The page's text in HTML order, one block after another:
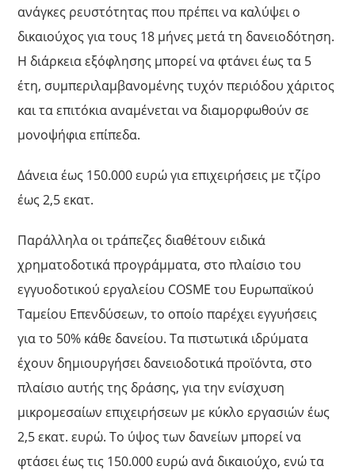
ανάγκες ρευστότητας που πρέπει να καλύψει ο
δικαιούχος για τους 18 μήνες μετά τη δανειοδότηση.
Η διάρκεια εξόφλησης μπορεί να φτάνει έως τα 5
έτη, συμπεριλαμβανομένης τυχόν περιόδου χάριτος
και τα επιτόκια αναμένεται να διαμορφωθούν σε
μονοψήφια επίπεδα.
Δάνεια έως 150.000 ευρώ για επιχειρήσεις με τζίρο
έως 2,5 εκατ.
Παράλληλα οι τράπεζες διαθέτουν ειδικά
χρηματοδοτικά προγράμματα, στο πλαίσιο του
εγγυοδοτικού εργαλείου COSME του Ευρωπαϊκού
Ταμείου Επενδύσεων, το οποίο παρέχει εγγυήσεις
για το 50% κάθε δανείου. Τα πιστωτικά ιδρύματα
έχουν δημιουργήσει δανειοδοτικά προϊόντα, στο
πλαίσιο αυτής της δράσης, για την ενίσχυση
μικρομεσαίων επιχειρήσεων με κύκλο εργασιών έως
2,5 εκατ. ευρώ. Το ύψος των δανείων μπορεί να
φτάσει έως τις 150.000 ευρώ ανά δικαιούχο, ενώ τα